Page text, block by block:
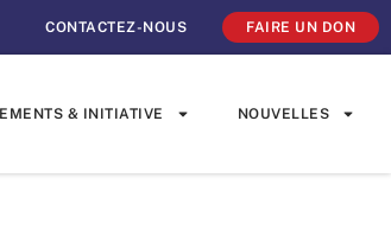
CONTACTEZ-NOUS FAIRE UN DON
& INITIATIVE NOUVELLES